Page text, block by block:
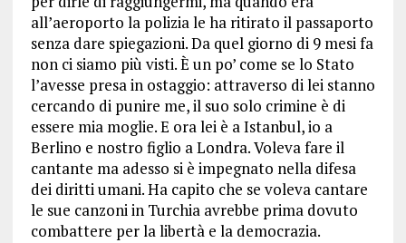
all’aeroporto la polizia le ha ritirato il passaporto
senza dare spiegazioni. Da quel giorno di 9 mesi fa
non ci siamo più visti. È un po’ come se lo Stato
l’avesse presa in ostaggio: attraverso di lei stanno
cercando di punire me, il suo solo crimine è di
essere mia moglie. E ora lei è a Istanbul, io a
Berlino e nostro figlio a Londra. Voleva fare il
cantante ma adesso si è impegnato nella difesa
dei diritti umani. Ha capito che se voleva cantare
le sue canzoni in Turchia avrebbe prima dovuto
combattere per la libertà e la democrazia.